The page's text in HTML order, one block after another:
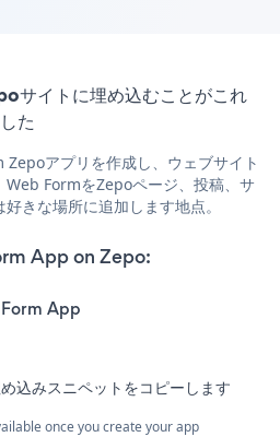
イトに埋め込むことがこれ
た
アプリを作成し、ウェブサイト
Web FormをZepoページ、投稿、サ
きな場所に追加します地点。
App on Zepo:
App
みスニペットをコピーします
once you create your app